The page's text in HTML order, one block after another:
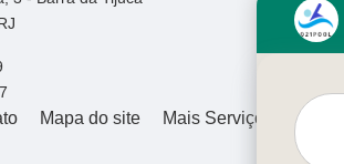
Mapa do site Mais Serviços